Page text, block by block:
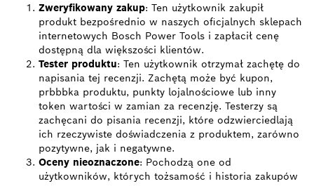
Zweryfikowany zakup: Ten użytkownik zakupił
produkt bezpośrednio w naszych oficjalnych sklepach
internetowych Bosch Power Tools i zapłacił cenę
dostępną dla większości klientów.
Tester produktu: Ten użytkownik otrzymał zachętę do
napisania tej recenzji. Zachętą może być kupon,
prbbbka produktu, punkty lojalnościowe lub inny
token wartości w zamian za recenzję. Testerzy są
zachęcani do pisania recenzji, które odzwierciedlają
ich rzeczywiste doświadczenia z produktem, zarówno
pozytywne, jak i negatywne.
Oceny nieoznaczone: Pochodzą one od
użytkowników, których tożsamość i historia zakupów